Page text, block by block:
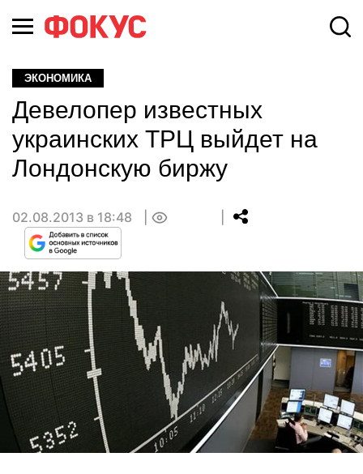
ЭКОНОМИКА
Девелопер известных
украинских ТРЦ выйдет на
Лондонскую биржу
02.08.2013 в 18:48